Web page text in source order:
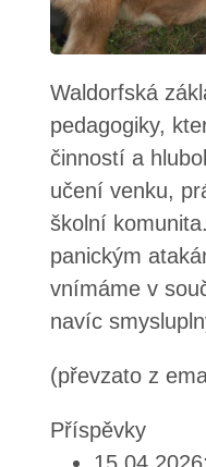
Waldorfská
pedagogiky,
činností a
učení venku,
školní
panickým
vnímáme v
navíc
(převzato z
Příspěvky